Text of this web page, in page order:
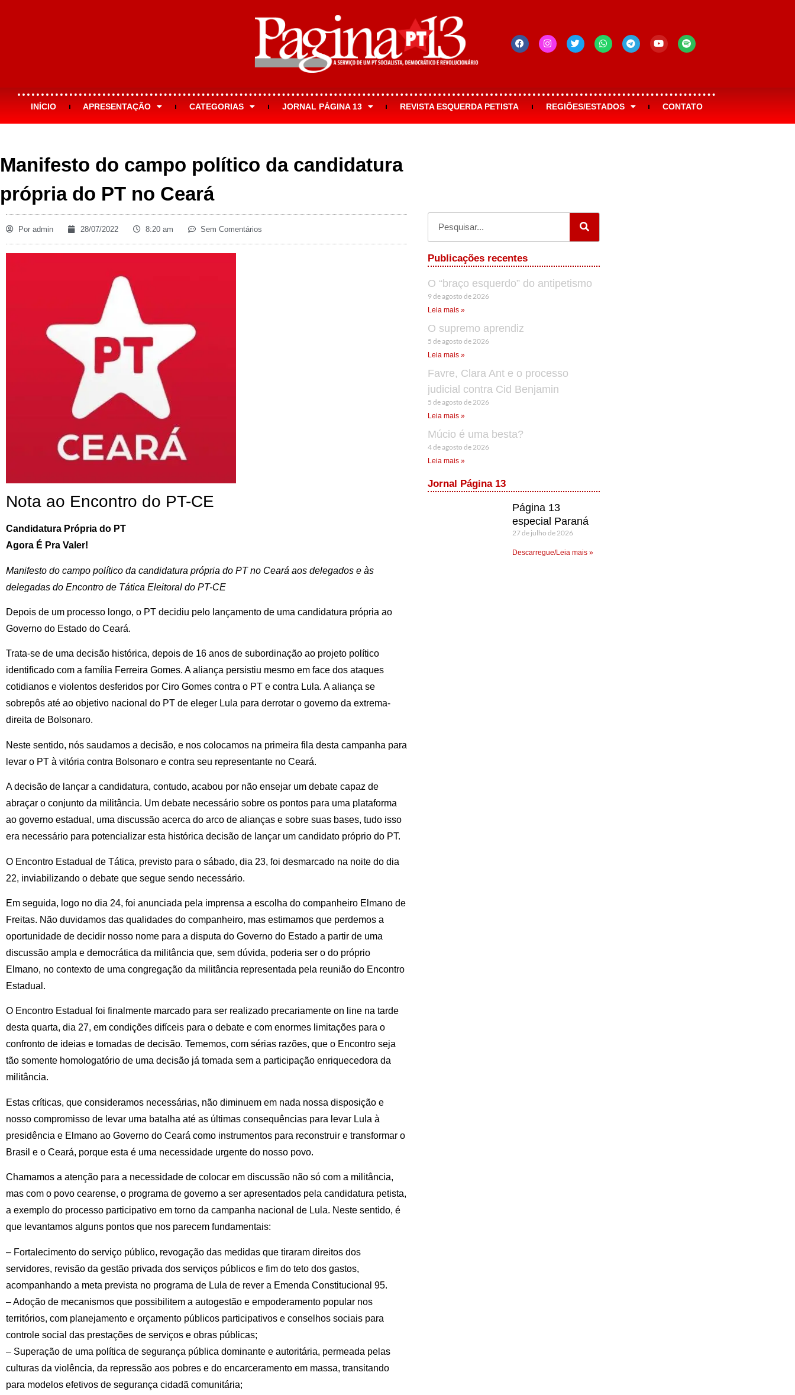
INÍCIO APRESENTAÇÃO CATEGORIAS JORNAL PÁGINA 13 REVISTA ESQUERDA PETISTA REGIÕES/ESTADOS CONTATO
Manifesto do campo político da candidatura
própria do PT no Ceará
Por admin 28/07/2022 8:20 am Sem Comentários
Nota ao Encontro do PT-CE
Candidatura Própria do PT
Agora É Pra Valer!
Manifesto do campo político da candidatura própria do PT no Ceará aos delegados e às
delegadas do Encontro de Tática Eleitoral do PT-CE
Depois de um processo longo, o PT decidiu pelo lançamento de uma candidatura própria ao
Governo do Estado do Ceará.
Trata-se de uma decisão histórica, depois de 16 anos de subordinação ao projeto político
identificado com a família Ferreira Gomes. A aliança persistiu mesmo em face dos ataques
cotidianos e violentos desferidos por Ciro Gomes contra o PT e contra Lula. A aliança se
sobrepôs até ao objetivo nacional do PT de eleger Lula para derrotar o governo da extrema-
direita de Bolsonaro.
Neste sentido, nós saudamos a decisão, e nos colocamos na primeira fila desta campanha para
levar o PT à vitória contra Bolsonaro e contra seu representante no Ceará.
A decisão de lançar a candidatura, contudo, acabou por não ensejar um debate capaz de
abraçar o conjunto da militância. Um debate necessário sobre os pontos para uma plataforma
ao governo estadual, uma discussão acerca do arco de alianças e sobre suas bases, tudo isso
era necessário para potencializar esta histórica decisão de lançar um candidato próprio do PT.
O Encontro Estadual de Tática, previsto para o sábado, dia 23, foi desmarcado na noite do dia
22, inviabilizando o debate que segue sendo necessário.
Em seguida, logo no dia 24, foi anunciada pela imprensa a escolha do companheiro Elmano de
Freitas. Não duvidamos das qualidades do companheiro, mas estimamos que perdemos a
oportunidade de decidir nosso nome para a disputa do Governo do Estado a partir de uma
discussão ampla e democrática da militância que, sem dúvida, poderia ser o do próprio
Elmano, no contexto de uma congregação da militância representada pela reunião do Encontro
Estadual.
O Encontro Estadual foi finalmente marcado para ser realizado precariamente on line na tarde
desta quarta, dia 27, em condições difíceis para o debate e com enormes limitações para o
confronto de ideias e tomadas de decisão. Tememos, com sérias razões, que o Encontro seja
tão somente homologatório de uma decisão já tomada sem a participação enriquecedora da
militância.
Estas críticas, que consideramos necessárias, não diminuem em nada nossa disposição e
nosso compromisso de levar uma batalha até as últimas consequências para levar Lula à
presidência e Elmano ao Governo do Ceará como instrumentos para reconstruir e transformar o
Brasil e o Ceará, porque esta é uma necessidade urgente do nosso povo.
Chamamos a atenção para a necessidade de colocar em discussão não só com a militância,
mas com o povo cearense, o programa de governo a ser apresentados pela candidatura petista,
a exemplo do processo participativo em torno da campanha nacional de Lula. Neste sentido, é
que levantamos alguns pontos que nos parecem fundamentais:
– Fortalecimento do serviço público, revogação das medidas que tiraram direitos dos
servidores, revisão da gestão privada dos serviços públicos e fim do teto dos gastos,
acompanhando a meta prevista no programa de Lula de rever a Emenda Constitucional 95.
– Adoção de mecanismos que possibilitem a autogestão e empoderamento popular nos
territórios, com planejamento e orçamento públicos participativos e conselhos sociais para
controle social das prestações de serviços e obras públicas;
– Superação de uma política de segurança pública dominante e autoritária, permeada pelas
culturas da violência, da repressão aos pobres e do encarceramento em massa, transitando
para modelos efetivos de segurança cidadã comunitária;
Publicações recentes
O “braço esquerdo” do antipetismo
9 de agosto de 2026
Leia mais »
O supremo aprendiz
5 de agosto de 2026
Leia mais »
Favre, Clara Ant e o processo
judicial contra Cid Benjamin
5 de agosto de 2026
Leia mais »
Múcio é uma besta?
4 de agosto de 2026
Leia mais »
Jornal Página 13
Página 13
especial Paraná
27 de julho de 2026
Descarregue/Leia mais »